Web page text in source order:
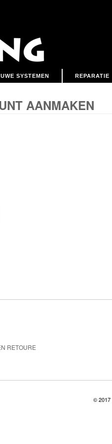
SYSTEMEN REPARATIE
AANMAKEN
RETOURE
© 2017